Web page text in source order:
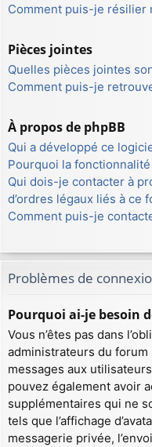
Comment puis-je résilier
Pièces jointes
Quelles pièces jointes
Comment puis-je
À propos de phpBB
Qui a développé ce
Pourquoi la fonctionnalité
Qui dois-je contacter à
d’ordres légaux liés à ce
Comment puis-je
Problèmes de
Pourquoi ai-je besoin
Vous n’êtes pas dans
administrateurs du
messages aux
pouvez également avoir
supplémentaires qui ne
tels que l’affichage
messagerie privée,